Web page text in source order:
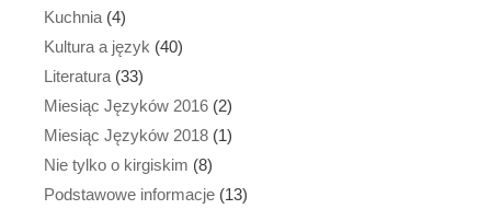
Kuchnia (4)
Kultura a język (40)
Literatura (33)
Miesiąc Języków 2016 (2)
Miesiąc Języków 2018 (1)
Nie tylko o kirgiskim (8)
Podstawowe informacje (13)